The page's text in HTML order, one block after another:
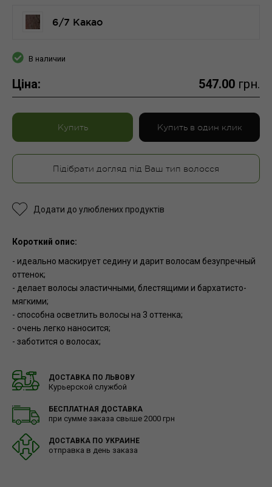
6/7 Какао
В наличии
Ціна: 547.00 грн.
Купить Купить в один клик
Підібрати догляд під Ваш тип волосся
Додати до улюблених продуктів
Короткий опис:
- идеально маскирует седину и дарит волосам безупречный
оттенок;
- делает волосы эластичными, блестящими и бархатисто-
мягкими;
- способна осветлить волосы на 3 оттенка;
- очень легко наносится;
- заботится о волосах;
ДОСТАВКА ПО ЛЬВОВУ
Курьерской службой
БЕСПЛАТНАЯ ДОСТАВКА
при сумме заказа свыше 2000 грн
ДОСТАВКА ПО УКРАИНЕ
отправка в день заказа